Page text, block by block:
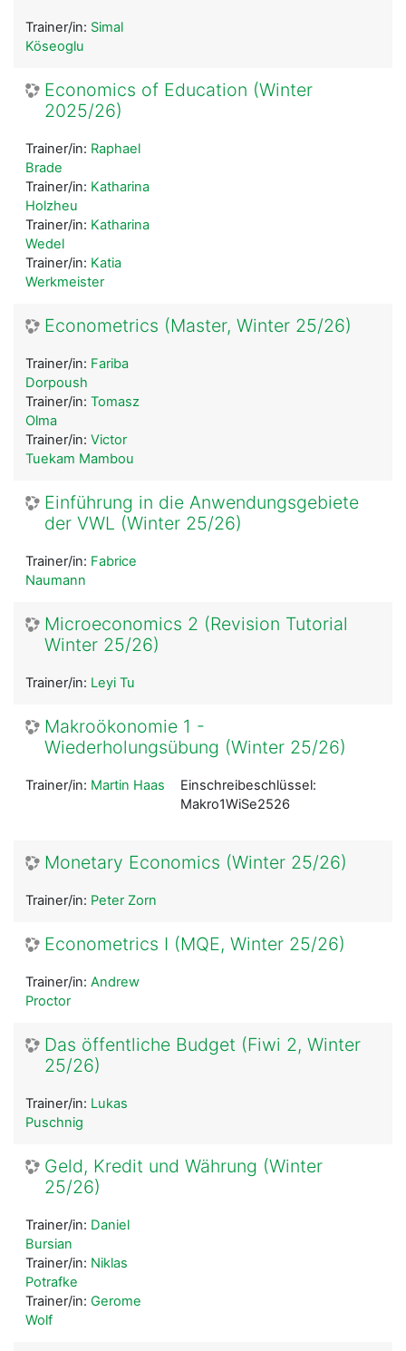
Trainer/in: Simal
Köseoglu
Economics of Education (Winter
2025/26)
Trainer/in: Raphael
Brade
Trainer/in: Katharina
Holzheu
Trainer/in: Katharina
Wedel
Trainer/in: Katia
Werkmeister
Econometrics (Master, Winter 25/26)
Trainer/in: Fariba
Dorpoush
Trainer/in: Tomasz
Olma
Trainer/in: Victor
Tuekam Mambou
Einführung in die Anwendungsgebiete
der VWL (Winter 25/26)
Trainer/in: Fabrice
Naumann
Microeconomics 2 (Revision Tutorial
Winter 25/26)
Trainer/in: Leyi Tu
Makroökonomie 1 -
Wiederholungsübung (Winter 25/26)
Einschreibeschlüssel:
Makro1WiSe2526
Trainer/in: Martin Haas
Monetary Economics (Winter 25/26)
Trainer/in: Peter Zorn
Econometrics I (MQE, Winter 25/26)
Trainer/in: Andrew
Proctor
Das öffentliche Budget (Fiwi 2, Winter
25/26)
Trainer/in: Lukas
Puschnig
Geld, Kredit und Währung (Winter
25/26)
Trainer/in: Daniel
Bursian
Trainer/in: Niklas
Potrafke
Trainer/in: Gerome
Wolf